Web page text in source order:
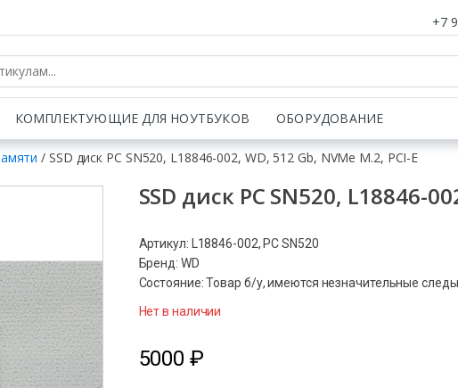
+7
КОМПЛЕКТУЮЩИЕ ДЛЯ НОУТБУКОВ ОБОРУДОВАНИЕ
/ SSD диск PC SN520, L18846-002, WD, 512 Gb, NVMe M.2, PCI-E
SSD диск PC SN520, L18846-
Артикул: L18846-002, PC SN520
Бренд: WD
Состояние: Товар б/у, имеются незначительные
Нет в наличии
5000₽